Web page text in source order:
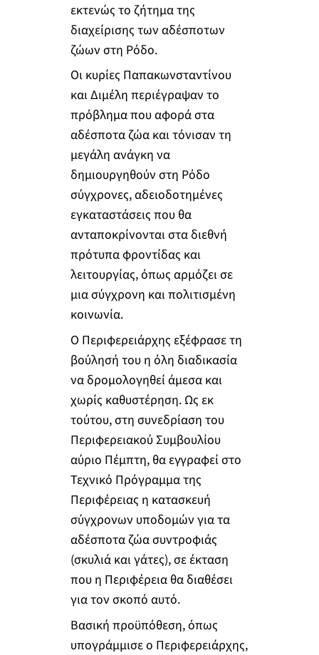
εκτενώς το ζήτημα της
διαχείρισης των αδέσποτων
ζώων στη Ρόδο.
Οι κυρίες Παπακωνσταντίνου
και Διμέλη περιέγραψαν το
πρόβλημα που αφορά στα
αδέσποτα ζώα και τόνισαν τη
μεγάλη ανάγκη να
δημιουργηθούν στη Ρόδο
σύγχρονες, αδειοδοτημένες
εγκαταστάσεις που θα
ανταποκρίνονται στα διεθνή
πρότυπα φροντίδας και
λειτουργίας, όπως αρμόζει σε
μια σύγχρονη και πολιτισμένη
κοινωνία.
Ο Περιφερειάρχης εξέφρασε τη
βούλησή του η όλη διαδικασία
να δρομολογηθεί άμεσα και
χωρίς καθυστέρηση. Ως εκ
τούτου, στη συνεδρίαση του
Περιφερειακού Συμβουλίου
αύριο Πέμπτη, θα εγγραφεί στο
Τεχνικό Πρόγραμμα της
Περιφέρειας η κατασκευή
σύγχρονων υποδομών για τα
αδέσποτα ζώα συντροφιάς
(σκυλιά και γάτες), σε έκταση
που η Περιφέρεια θα διαθέσει
για τον σκοπό αυτό.
Βασική προϋπόθεση, όπως
υπογράμμισε ο Περιφερειάρχης,